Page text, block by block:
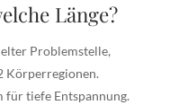
Länge?
Problemstelle,
Körperregionen.
für tiefe Entspannung.